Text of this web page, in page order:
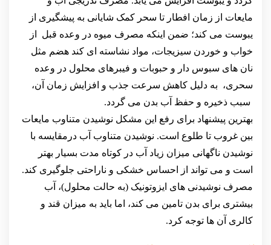
مایعات از زمان افطار تا سحر کمک شایانی به پیشگیری از
یبوست می کند؛ ضمن اینکه مصرف میوه در وعده قبل از
خواب و خوردن سیزیجات، مواد نشاسته ای کند هضم مثل
نان های سبوس دار و حبوبات و فیبرهای محلول در وعده
سحری، به دلیل کاهش سرعت جذب و افزایش زمان آن،
سبب ذخیره و حفظ آب بدن می گردد.
بهترین پیشنهاد برای رفع این مشکل نوشیدن متناوب مایعات
بین غروب تا طلوع است. نوشیدن متناوب آب درمقایسه با
نوشیدن ناگهانی میزان زیاد آب در کوتاه مدت بسیار بهتر
است و می تواند از احساس خشکی و ناراحتی جلوگیری کند.
مصرف نوشیدنی های ایزوتونیک (به حالت محلول)، آب
بیشتری برای بدن تامین می کند، اما باید به میزان قند و
کالری آن ها توجه کرد.